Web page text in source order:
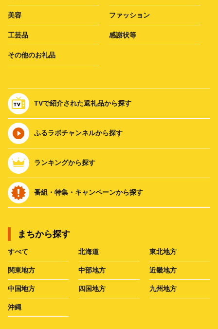
美容 ファッション
工芸品 感謝状等
その他のお礼品
TVで紹介された返礼品から探す
ふるラボチャンネルから探す
ランキングから探す
番組・特集・キャンペーンから探す
まちから探す
すべて 北海道 東北地方
関東地方 中部地方 近畿地方
中国地方 四国地方 九州地方
沖縄